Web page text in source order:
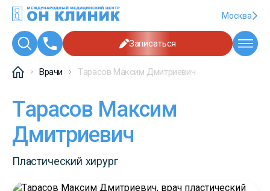
Москва
Записаться
Врачи Тарасов Максим Дмитриевич
Тарасов Максим
Дмитриевич
Пластический хирург